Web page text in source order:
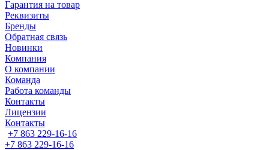
Гарантия на товар
Реквизиты
Бренды
Обратная связь
Новинки
Компания
О компании
Команда
Работа команды
Контакты
Лицензии
Контакты
+7 863 229-16-16
+7 863 229-16-16